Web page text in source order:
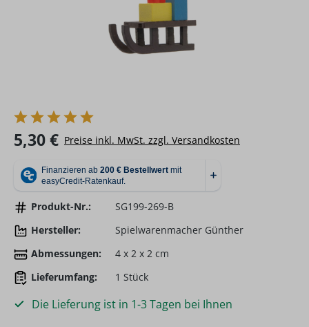
Regulärer Preis:
5,30 € Preise inkl. MwSt. zzgl. Versandkosten
Produkt-Nr.:
SG199-269-B
Hersteller:
Spielwarenmacher Günther
Abmessungen:
4 x 2 x 2 cm
Lieferumfang:
1 Stück
Die Lieferung ist in 1-3 Tagen bei Ihnen